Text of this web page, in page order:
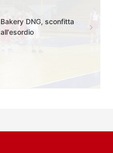
Bakery DNG, sconfitta
all'esordio